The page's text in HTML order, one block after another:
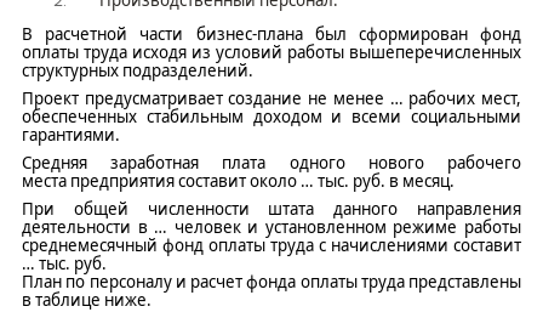
В расчетной части бизнес-плана был сформирован фонд
оплаты труда исходя из условий работы вышеперечисленных
структурных подразделений.
Проект предусматриваетсоздание не менее … рабочих мест,
обеспеченных стабильным доходом и всеми социальными
гарантиями.
Средняя заработная плата одного нового рабочего
места предприятия составит около … тыс. руб. в месяц.
При общей численности штата данного направления
деятельности в … человеки установленном режиме работы
среднемесячный фонд оплаты труда с начислениями составит
… тыс. руб.
План по персоналу и расчет фонда оплаты труда представлены
в таблице ниже.